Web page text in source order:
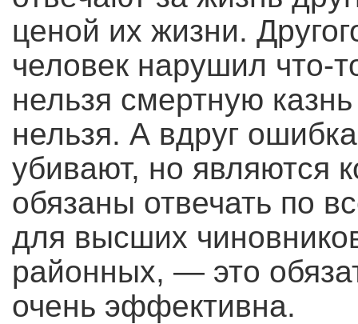
ценой их жизни.
человек нарушил что-
нельзя смертную
нельзя. А вдруг
убивают, но являются
обязаны отвечать по
для высших
районных, — это
очень эффективна.